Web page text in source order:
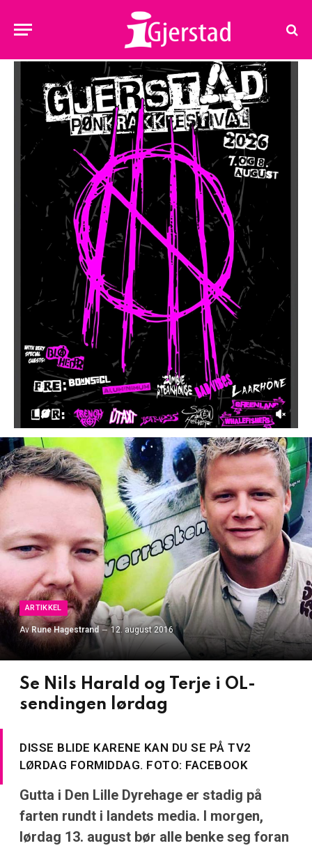
ARTIKKEL
Av Rune Hagestrand 12. august 2016
Se Nils Harald og Terje i OL-
sendingen lørdag
DISSE BLIDE KARENE KAN DU SE PÅ TV2
LØRDAG FORMIDDAG. FOTO: FACEBOOK
Gutta i Den Lille Dyrehage er stadig på
farten rundt i landets media. I morgen,
lørdag 13. august bør alle benke seg foran